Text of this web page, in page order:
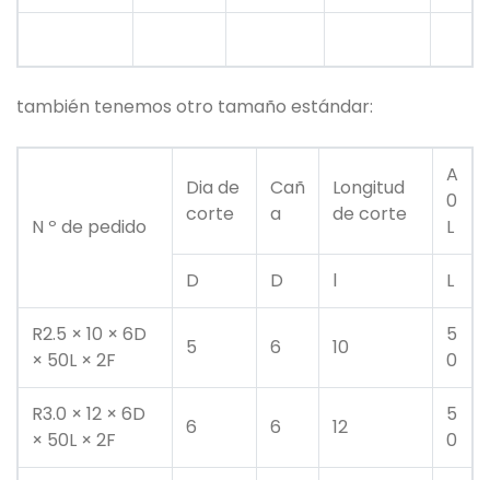
también tenemos otro tamaño estándar:
N º de pedido
Dia de
corte
Cañ
a
Longitud
de corte
A
0
L
D D l L
R2.5 × 10 × 6D
× 50L × 2F
5 6 10
5
0
R3.0 × 12 × 6D
× 50L × 2F
6 6 12
5
0